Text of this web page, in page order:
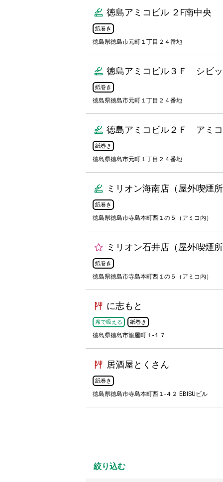
徳島アミコビル ２F南中央
紙巻き
徳島県徳島市元町１丁目２４番地
徳島アミコビル３Ｆ シビ
紙巻き
徳島県徳島市元町１丁目２４番地
徳島アミコビル２Ｆ アミ
紙巻き
徳島県徳島市元町１丁目２４番地
ミリオン海南店（屋外喫煙
紙巻き
徳島県徳島市寺島本町西１の５（アミコ内）
ミリオン石井店（屋外喫煙
紙巻き
徳島県徳島市寺島本町西１の５（アミコ内）
に志もと
席で吸える 紙巻き
徳島県徳島市籠屋町１-１７
居酒屋とくさん
紙巻き
徳島県徳島市寺島本町西１-４２ EBISUビル
絞り込む